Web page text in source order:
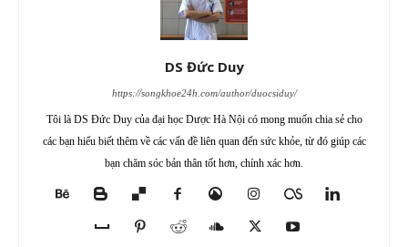
DS Đức Duy
https://songkhoe24h.com/author/duocsiduy/
Tôi là DS Đức Duy của đại học Dược Hà Nội có mong muốn chia sẻ cho
các bạn hiểu biết thêm về các vấn đề liên quan đến sức khỏe, từ đó giúp các
bạn chăm sóc bản thân tốt hơn, chính xác hơn.